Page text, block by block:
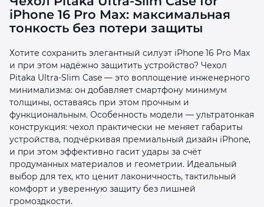
iPhone 16 Pro Max: максимальная
тонкость без потери защиты
Хотите сохранить элегантный силуэт iPhone 16 Pro Max
и при этом надёжно защитить устройство? Чехол
Pitaka Ultra‑Slim Case — это воплощение инженерного
минимализма: он добавляет смартфону минимум
толщины, оставаясь при этом прочным и
функциональным. Особенность модели — ультратонкая
конструкция: чехол практически не меняет габариты
устройства, подчёркивая премиальный дизайн iPhone,
и при этом эффективно гасит удары за счёт
продуманных материалов и геометрии. Идеальный
выбор для тех, кто ценит лаконичность, тактильный
комфорт и уверенную защиту без лишней
громоздкости.
раз в 2 недели